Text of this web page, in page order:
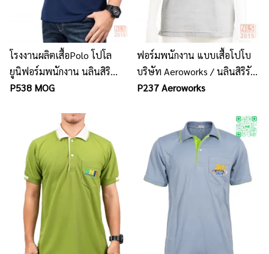
โรงงานผลิตเสื้อPolo โปโล
ยูนิฟอร์มพนักงาน นลินสิริ
ชลบุรี ศรีราชา บริการออกแบบ
P538 MOG
ฟอร์มพนักงาน แบบเสื้อโปโบ
บริษัท Aeroworks / นลินสิริรับ
ตัดยูนิฟอร์มพนักงานทุก
P237 Aeroworks